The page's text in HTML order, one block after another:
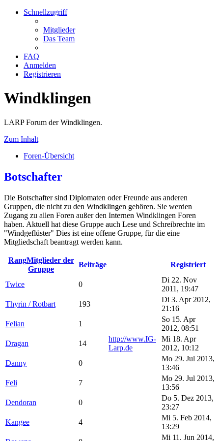
Schnellzugriff
Mitglieder
Das Team
FAQ
Anmelden
Registrieren
Windklingen
LARP Forum der Windklingen.
Zum Inhalt
Foren-Übersicht
Botschafter
Die Botschafter sind Diplomaten oder Freunde aus anderen
Gruppen, die nicht zu den Windklingen gehören. Sie werden
Zugang zu allen Foren außer den Internen Windklingen Foren
haben. Aktuell hat diese Gruppe auch Lese und Schreibrechte im
"Windgeflüster" Dies ist eine offene Gruppe, für die eine
Mitgliedschaft beantragt werden kann.
RangMitglieder der
Gruppe
Beiträge Registriert
Twice 0
Di 22. Nov
2011, 19:47
Thyrin / Rotbart
193
Di 3. Apr 2012,
21:16
Felian
1
So 15. Apr
2012, 08:51
Dragan
14
http://www.IG-
Larp.de
Mi 18. Apr
2012, 10:12
Danny
0
Mo 29. Jul 2013,
13:46
Feli
7
Mo 29. Jul 2013,
13:56
Dendoran
0
Do 5. Dez 2013,
23:27
Kangee
4
Mi 5. Feb 2014,
13:29
Mi 11. Jun 2014,